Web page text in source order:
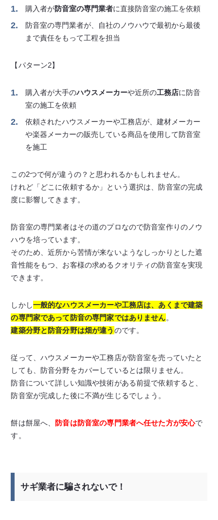
購入者が防音室の専門業者に直接防音室の施工を依頼
防音室の専門業者が、自社のノウハウで最初から最後
まで責任をもって工程を担当
【パターン2】
購入者が大手のハウスメーカーや近所の工務店に防音
室の施工を依頼
依頼されたハウスメーカーや工務店が、建材メーカー
や楽器メーカーの販売している商品を使用して防音室
を施工
この2つで何が違うの？と思われるかもしれません。
けれど「どこに依頼するか」という選択は、防音室の完成
度に影響してきます。
防音室の専門業者はその道のプロなので防音室作りのノウ
ハウを培っています。
そのため、近所から苦情が来ないようなしっかりとした遮
音性能をもつ、お客様の求めるクオリティの防音室を実現
できます。
しかし一般的なハウスメーカーや工務店は、あくまで建築
の専門家であって防音の専門家ではありません。
建築分野と防音分野は畑が違う のです。
従って、ハウスメーカーや工務店が防音室を売っていたと
しても、防音分野をカバーしているとは限りません。
防音について詳しい知識や技術がある前提で依頼すると、
防音室が完成した後に不満が生じるでしょう。
餅は餅屋へ、 防音は防音室の専門業者へ任せた方が安心で
す。
サギ業者に騙されないで！